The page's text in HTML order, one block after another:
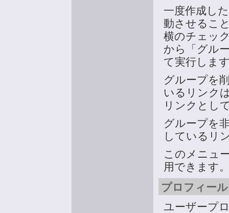
一度作成し
動させるこ
横のチェッ
から「グル
て実行しま
グループを
いるリンク
リンクとし
グループを
しているリ
このメニュ
用できます
プロフィー
ユーザープ